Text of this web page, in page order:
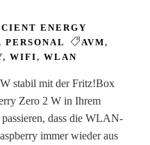
ENERGY
PERSONAL AVM,
, WIFI, WLAN
stabil mit der Fritz!Box
Zero 2 W in Ihrem
dass die WLAN-
immer wieder aus